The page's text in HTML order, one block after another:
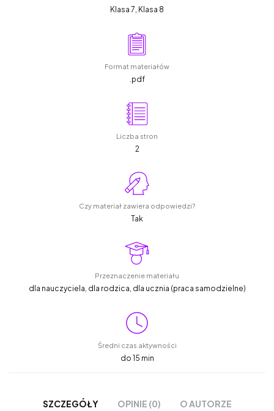
Klasa 7, Klasa 8
Format materiałów
.pdf
Liczba stron
2
Czy materiał zawiera odpowiedzi?
Tak
Przeznaczenie materiału
dla nauczyciela, dla rodzica, dla ucznia (praca samodzielne)
Średni czas aktywności
do 15 min
SZCZEGÓŁY OPINIE (0) O AUTORZE